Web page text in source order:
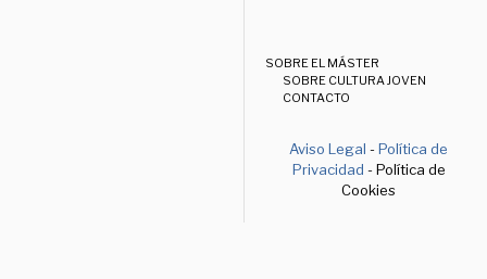
SOBRE EL MÁSTER
SOBRE CULTURA JOVEN
CONTACTO
Aviso Legal -Política de
Privacidad - Política de
Cookies